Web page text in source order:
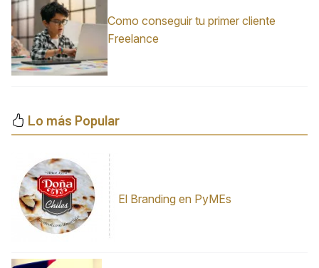
Como conseguir tu primer cliente
Freelance
Lo más Popular
El Branding en PyMEs